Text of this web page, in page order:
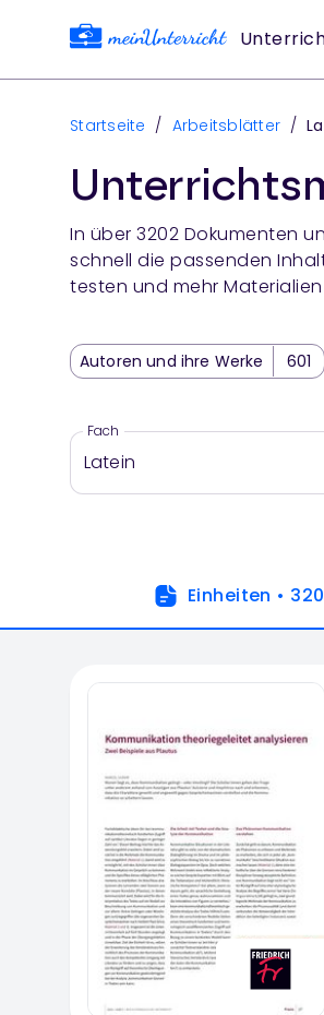
Startseite / Arbeitsblätter /
In über 3202 Dokumenten
schnell die passenden
testen und mehr
Autoren und ihre Werke 601
Latein Klassenarbeit
14
Fach
Latein
Einheiten •